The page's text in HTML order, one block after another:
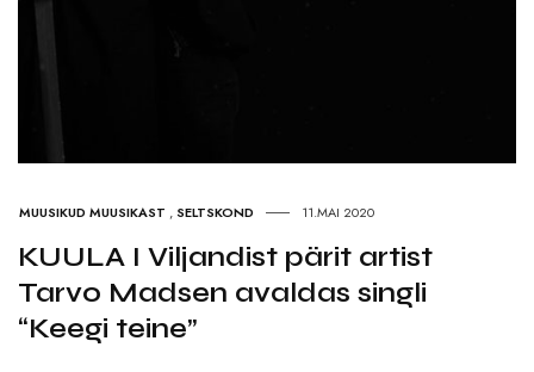
MUUSIKUD MUUSIKAST , SELTSKOND 11.MAI 2020
KUULA I Viljandist pärit artist
Tarvo Madsen avaldas singli
“Keegi teine”